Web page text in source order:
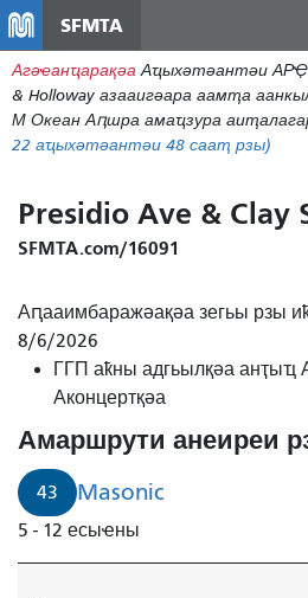
SFMTA
Агәҽанҵарақәа Аҵыхәтәантәи
& Holloway азааигәара аамҭа
М Океан Аԥшра амаҵзура
22 аҵыхәтәантәи 48 сааҭ рзы)
Presidio Ave & Clay
SFMTA.com/16091
Аԥааимбаражәақәа зегьы рзы
8/6/2026
ГГП аҟны адгьылқәа анҭыҵ
Аконцертқәа
Амаршрути анеиреи
43 Masonic
5 - 12 есыҽны